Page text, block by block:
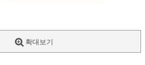
확대보기